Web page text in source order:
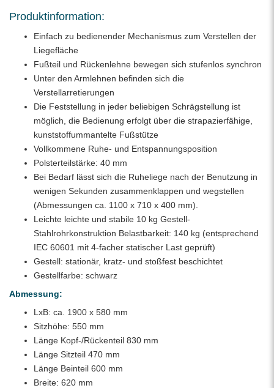
Produktinformation:
Einfach zu bedienender Mechanismus zum Verstellen der
Liegefläche
Fußteil und Rückenlehne bewegen sich stufenlos synchron
Unter den Armlehnen befinden sich die
Verstellarretierungen
Die Feststellung in jeder beliebigen Schrägstellung ist
möglich, die Bedienung erfolgt über die strapazierfähige,
kunststoffummantelte Fußstütze
Vollkommene Ruhe- und Entspannungsposition
Polsterteilstärke: 40 mm
Bei Bedarf lässt sich die Ruheliege nach der Benutzung in
wenigen Sekunden zusammenklappen und wegstellen
(Abmessungen ca. 1100 x 710 x 400 mm).
Leichte leichte und stabile 10 kg Gestell-
Stahlrohrkonstruktion Belastbarkeit: 140 kg (entsprechend
IEC 60601 mit 4-facher statischer Last geprüft)
Gestell: stationär, kratz- und stoßfest beschichtet
Gestellfarbe: schwarz
Abmessung:
LxB: ca. 1900 x 580 mm
Sitzhöhe: 550 mm
Länge Kopf-/Rückenteil 830 mm
Länge Sitzteil 470 mm
Länge Beinteil 600 mm
Breite: 620 mm